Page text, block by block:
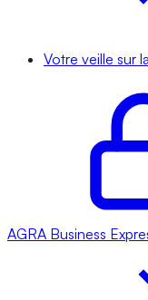
Votre veille sur
AGRA Business